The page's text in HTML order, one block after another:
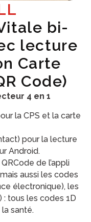
bi-
lecture
Carte
Code)
4 en 1
la CPS et la carte
pour la lecture
Android.
de l’appli
aussi les codes
électronique), les
tous les codes 1D
santé.